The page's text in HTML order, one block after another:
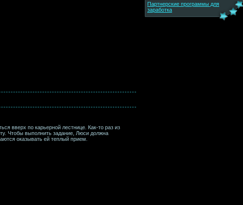
вверх по карьерной лестнице. Как-то раз из
Чтобы выполнить задание, Люси должна
оказывать ей теплый прием.
Партнерские программы для
заработка